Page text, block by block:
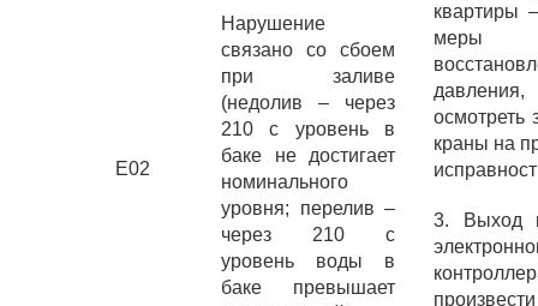
E02
Нарушение
связано со сбоем
при заливе
(недолив – через
210 с уровень в
баке не достигает
номинального
уровня; перелив –
через 210 с
уровень воды в
баке превышает
квартиры
давления,
осмотреть
краны на
3. Выход